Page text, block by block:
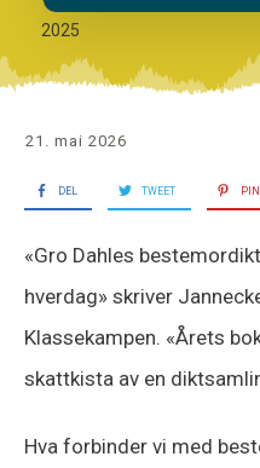
2025
21. mai 2026
DEL TWEET PIN
«Gro Dahles
hverdag» skriver
Klassekampen. «Årets
skattkista av en
Hva forbinder vi med